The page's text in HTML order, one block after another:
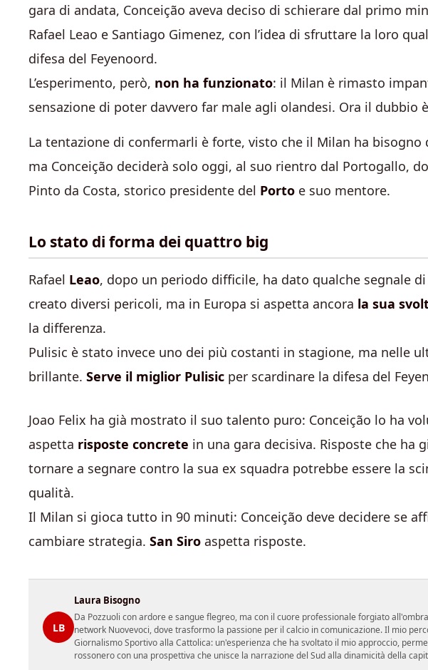
gara di andata, Conceição aveva deciso di schierare dal primo
Rafael Leao e Santiago Gimenez, con l’idea di sfruttare la loro
difesa del Feyenoord.
L’esperimento, però, non ha funzionato: il Milan è rimasto
sensazione di poter davvero far male agli olandesi. Ora il dubbio
La tentazione di confermarli è forte, visto che il Milan ha bisogno
ma Conceição deciderà solo oggi, al suo rientro dal Portogallo,
Pinto da Costa, storico presidente del Porto e suo mentore.
Lo stato di forma dei quattro big
Rafael Leao, dopo un periodo difficile, ha dato qualche segnale
creato diversi pericoli, ma in Europa si aspetta ancora la sua
la differenza.
Pulisic è stato invece uno dei più costanti in stagione, ma nelle
brillante. Serve il miglior Pulisic per scardinare la difesa del
Joao Felix ha già mostrato il suo talento puro: Conceição lo ha
aspetta risposte concrete in una gara decisiva. Risposte che ha
tornare a segnare contro la sua ex squadra potrebbe essere la
qualità.
Il Milan si gioca tutto in 90 minuti: Conceição deve decidere se
cambiare strategia. San Siro aspetta risposte.
LB
Laura Bisogno
Da Pozzuoli con ardore e sangue flegreo, ma con il cuore professionale forgiato
network Nuovevoci, dove trasformo la passione per il calcio in comunicazione. Il mio
Giornalismo Sportivo alla Cattolica: un'esperienza che ha svoltato il mio approccio,
rossonero con una prospettiva che unisce la narrazione del Sud alla dinamicità della